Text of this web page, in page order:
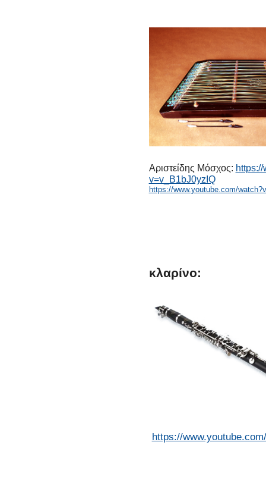
Αριστείδης Μόσχος:
v=v_B1bJ0yzIQ
https://www.youtube.com/
κλαρίνο:
https://